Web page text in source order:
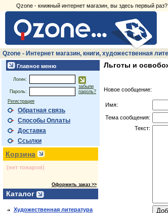
Qzone - книжный интернет магазин, вы здесь первый раз?
Qzone - Интернет магазин, книги, художественная
Главное меню
Логин:
Пароль:
забыли
пароль?
Регистрация
Обратная связь
Способы Оплаты
Доставка
Ссылки
Корзина
(нет товаров)
Оформить заказ >>
Каталог
Художественная литература
Льготы и
Новое сообщение:
Имя:
Тема сообщения:
Текст: